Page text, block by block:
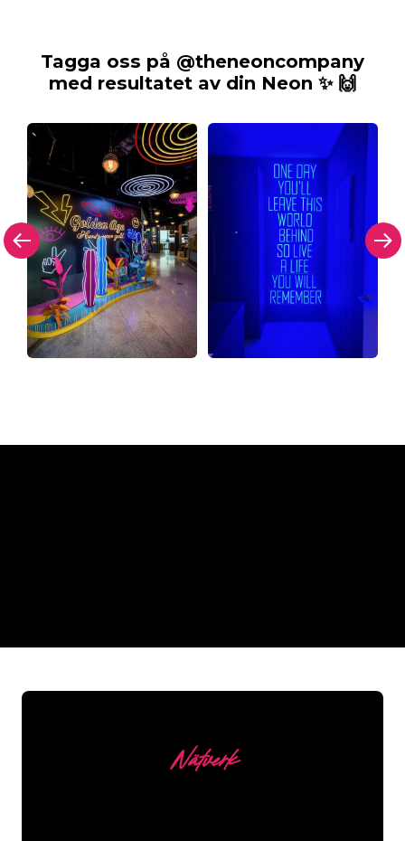
Tagga oss på @theneoncompany
med resultatet av din Neon ✨ 🙌
Nätverk